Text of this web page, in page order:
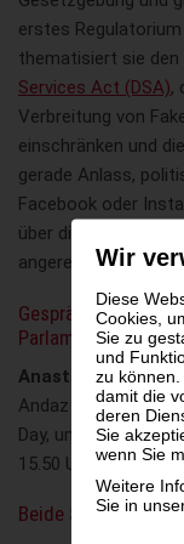
Wir
Diese
Cookies,
Sie zu
und
zu können.
damit die
deren
Sie
wenn Sie
Weitere
Sie in
erstes
thematisiert sie
Services Act (DSA),
Verbreitung von
einschränken und
gerade Anlass,
Facebook oder
über die
angeregt hat.
Gespräch mit
Parlament
Anastasiya
Andaz Vienna am
Day, um 13.30 Uhr.
15.50 Uhr Rede
Beide